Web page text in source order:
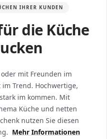
IHRER KUNDEN
die Küche
mit Freunden im
im Trend. Hochwertige,
im kommen. Mit
Küche und netten
nutzen Sie diesen
Mehr Informationen